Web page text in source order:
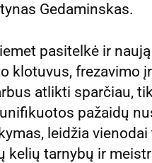
Gedaminskas.
pasitelkė ir
klotuvus, frezavimo
atlikti sparčiau,
pažaidų
leidžia
tarnybų ir